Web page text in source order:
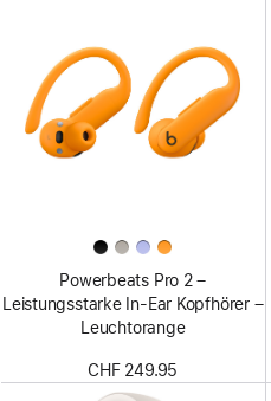
Powerbeats Pro 2 –
Leistungsstarke In-Ear Kopfhörer –
Leuchtorange
CHF 249.95